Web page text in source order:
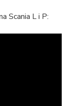
Scania L i P: